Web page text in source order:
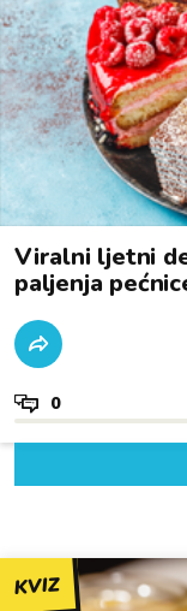
Viralni ljetni
paljenja
0
KVIZ